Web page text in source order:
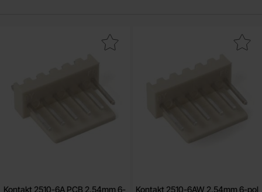
Kontakt 2510-6A PCB 2.54mm 6-
kontakt 2510-6A PCB 2.54mm 6-pol som favorit
Kontakt 2510-6AW 2.54mm 6-pol
Makera kontakt 2510-6AW